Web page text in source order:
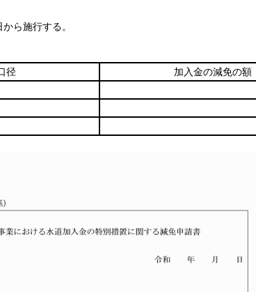
ら施行する。
径
加入金の減免の額